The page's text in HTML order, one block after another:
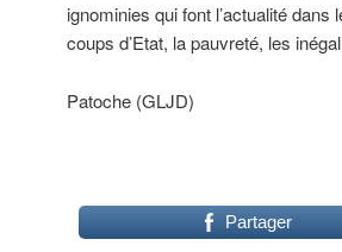
ignominies qui font l’actualité
coups d’Etat, la pauvreté, les
Patoche (GLJD)
Partager